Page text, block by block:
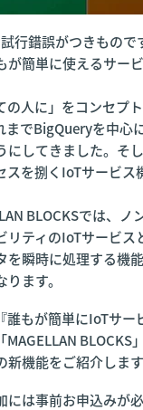
行錯誤がつきもので
が簡単に使えるサー
の人に」をコンセプ
までBigQueryを中心
にしてきました。そ
スを捌くIoTサービス
BLOCKSでは、ノ
リティのIoTサービス
を瞬時に処理する機
ます。
誰もが簡単にIoTサー
「MAGELLAN
機能をご紹介します
には事前お申込みが